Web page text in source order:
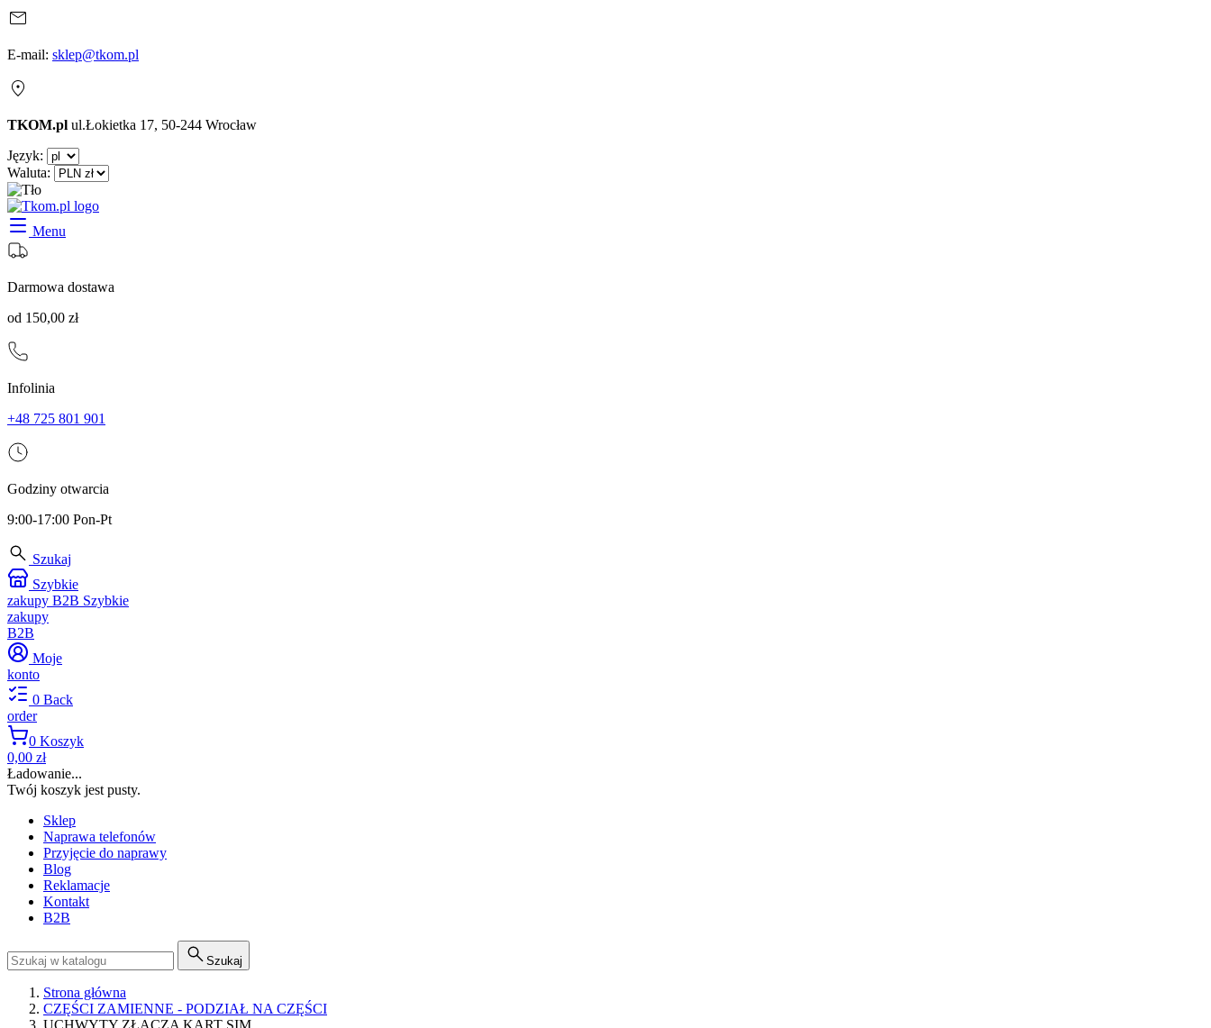
E-mail: sklep@tkom.pl
TKOM.pl ul.Łokietka 17, 50-244 Wrocław
Język:
Waluta:
Menu
Darmowa dostawa
od 150,00 zł
Infolinia
+48 725 801 901
Godziny otwarcia
9:00-17:00 Pon-Pt
Szukaj
Szybkie
zakupy B2B Szybkie
zakupy
B2B
Moje
konto
0 Back
order
0 Koszyk
0,00 zł
Ładowanie...
Twój koszyk jest pusty.
Sklep
Naprawa telefonów
Przyjęcie do naprawy
Blog
Reklamacje
Kontakt
B2B
Szukaj
Strona główna
CZĘŚCI ZAMIENNE - PODZIAŁ NA CZĘŚCI
UCHWYTY ZŁĄCZA KART SIM